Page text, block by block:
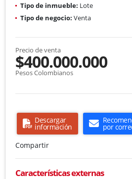
Tipo de inmueble: Lote
Tipo de negocio: Venta
Precio de venta
$400.000.000
Pesos Colombianos
Descargar
información
por
Compartir
Características externas